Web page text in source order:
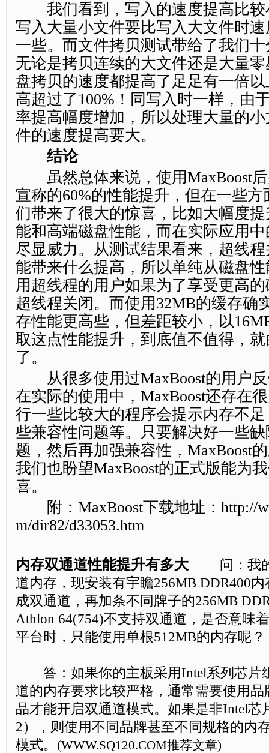
我们看到，写入的速度提高比较
写入大量小文件要比写入大文件时
一些。而文件拷贝测试带给了我们
无论是拷贝连续的大文件还是大量
盘拷贝的速度都提高了足足有一倍
高超过了100%！同写入时一样，由
率提高幅度增加，所以处理大量的
件的速度提高要大。
结论
虽然总体来说，使用MaxBoost后
宣称的60%的性能提升，但在一些
们带来了很大的惊喜，比如大幅度
能和高端磁盘性能，而在实际应用
尽显威力。从测试结果看来，超线
能带来什么提高，所以单纯从磁盘
用超线程的用户如果为了享受更高
超线程关闭。而使用32MB的缓存确
存性能更高些，但差距较小，以
取这点性能提升，到底值不值得，
了。
从很多使用过MaxBoost的用户反
在实际的使用中，MaxBoost还存在
行一些比较大的程序会提示内存不
些兼容性问题等。只要解决好一些
题，然后再加强兼容性，MaxBoost
我们也盼望MaxBoost的正式版能为
喜。
附：MaxBoost下载地址：http://
m/dir82/d33053.htm
内存双通道性能提升有多大 问：我的
道内存，现安装有宇瞻256MB DDR400
成双通道，再加条不同牌子的256MB
Athlon 64(754)不支持双通道，是否意味
平台时，只能使用单根512MB的内存呢？
答：如果你的主板采用Intel系列芯片
道的内存要求比较严格，通常需要使用
品才能开启双通道模式。如果是非Intel芯
2），则使用不同品牌甚至不同规格的内
模式。 (WWW.SQ120.COM推荐文章)